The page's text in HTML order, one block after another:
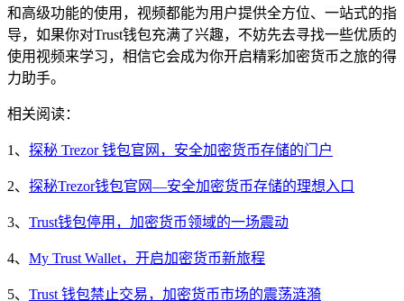
和高级功能的使用，视频都能为用户提供全方位、一站式的指
导，如果你对Trust钱包充满了兴趣，不妨先去寻找一些优质的
使用视频来学习，相信它会成为你开启精彩加密货币之旅的得
力助手。
相关阅读：
1、 探秘 Trezor 钱包官网，安全加密货币存储的门户
2、 探秘Trezor钱包官网—安全加密货币存储的理想入口
3、 Trust钱包停用，加密货币领域的一场震动
4、 My Trust Wallet，开启加密货币新旅程
5、 Trust 钱包禁止交易，加密货币市场的震荡涟漪